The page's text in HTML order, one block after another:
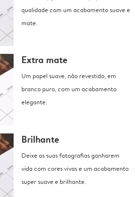
qualidade com um acabamento suave e
mate.
Extra mate
Um papel suave, não revestido, em
branco puro, com um acabamento
elegante.
Brilhante
Deixe as suas fotografias ganharem
vida com cores vivas e um acabamento
super suave e brilhante.